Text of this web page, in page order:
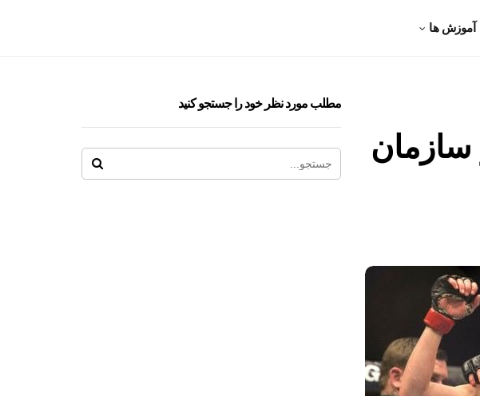
آموزش ها
سازمان
مطلب مورد نظر خود را جستجو کنید